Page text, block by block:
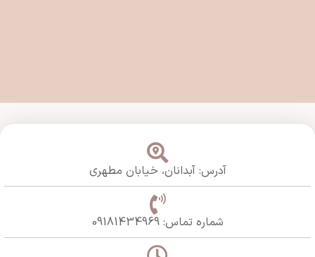
آدرس: آبدانان، خیابان مطهری
شماره تماس: 09181434969